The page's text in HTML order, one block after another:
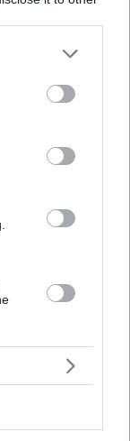
more Google
may click to
party tags to
below Google
Δεν ξέρω πώς
ότι η
σύνδεση
ότι το